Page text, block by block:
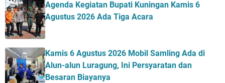
Agenda Kegiatan Bupati Kuningan Kamis 6
Agustus 2026 Ada Tiga Acara
Kamis 6 Agustus 2026 Mobil Samling Ada di
Alun-alun Luragung, Ini Persyaratan dan
Besaran Biayanya